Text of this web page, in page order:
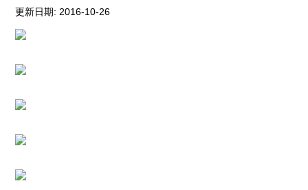
地
區
委
會
責
委
會
社
會
更新日期: 2016-10-26